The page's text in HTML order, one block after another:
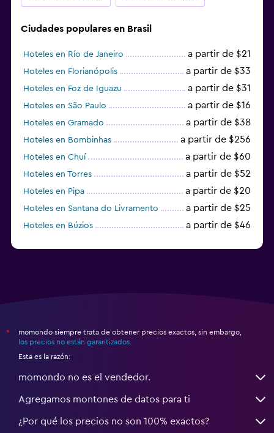
Ciudades populares en Brasil
Hoteles en Río de Janeiro a partir de $21
Hoteles en Florianópolis a partir de $33
Hoteles en Foz de Iguazu a partir de $31
Hoteles en São Paulo a partir de $16
Hoteles en Gramado a partir de $38
Hoteles en Bombinhas a partir de $256
Hoteles en Chuí a partir de $60
Hoteles en Torres a partir de $52
Hoteles en Pipa a partir de $20
Hoteles en Santana do Livramento a partir de $25
Hoteles en Búzios a partir de $46
*
momondo siempre trata de obtener precios exactos, sin embargo,
los precios no están garantizados
Esta es la razón:
momondo no es el vendedor.
Agregamos montones de datos para ti
¿Por qué los precios no son 100% exactos?